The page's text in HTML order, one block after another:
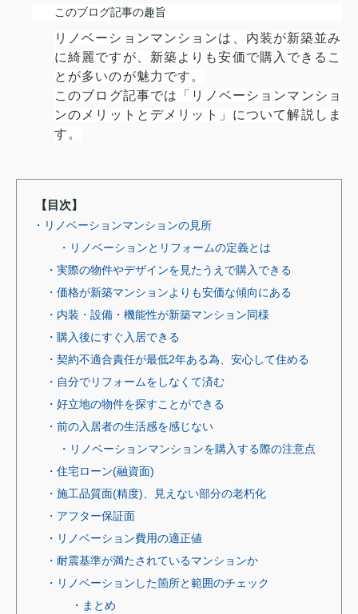
このブログ記事の趣旨
リノベーションマンションは、内装が新築並み
に綺麗ですが、新築よりも安価で購入できるこ
とが多いのが魅力です。
このブログ記事では「リノベーションマンショ
ンのメリットとデメリット」について解説しま
す。
【目次】
・リノベーションマンションの見所
・リノベーションとリフォームの定義とは
・実際の物件やデザインを見たうえで購入できる
・価格が新築マンションよりも安価な傾向にある
・内装・設備・機能性が新築マンション同様
・購入後にすぐ入居できる
・契約不適合責任が最低2年ある為、安心して住める
・自分でリフォームをしなくて済む
・好立地の物件を探すことができる
・前の入居者の生活感を感じない
・リノベーションマンションを購入する際の注意点
・住宅ローン(融資面)
・施工品質面(精度)、見えない部分の老朽化
・アフター保証面
・リノベーション費用の適正値
・耐震基準が満たされているマンションか
・リノベーションした箇所と範囲のチェック
・まとめ